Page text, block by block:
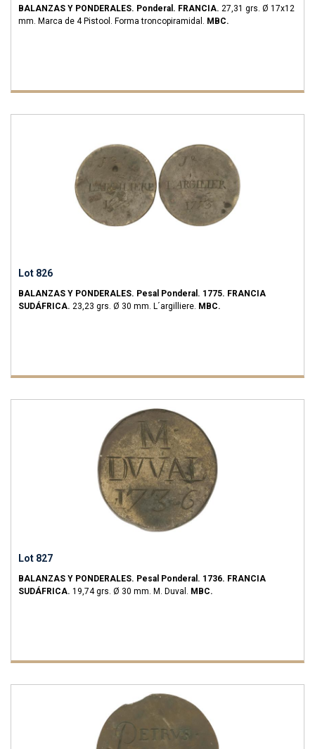
BALANZAS Y PONDERALES. Ponderal. FRANCIA. 27,31 grs. Ø 17x12
mm. Marca de 4 Pistool. Forma troncopiramidal. MBC.
Lot 826
BALANZAS Y PONDERALES. Pesal Ponderal. 1775. FRANCIA
SUDÁFRICA. 23,23 grs. Ø 30 mm. L´argilliere. MBC.
Lot 827
BALANZAS Y PONDERALES. Pesal Ponderal. 1736. FRANCIA
SUDÁFRICA. 19,74 grs. Ø 30 mm. M. Duval. MBC.